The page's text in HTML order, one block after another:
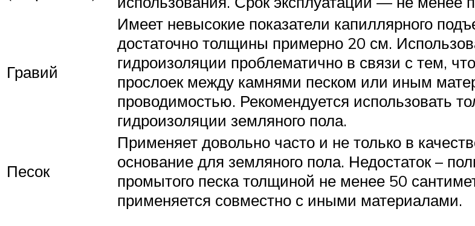
Гравий
Имеет невысокие показатели капиллярного
достаточно толщины примерно 20 см.
гидроизоляции проблематично в связи с тем,
прослоек между камнями песком или иным
проводимостью. Рекомендуется использовать
гидроизоляции земляного пола.
Песок
Применяет довольно часто и не только в
основание для земляного пола. Недостаток –
промытого песка толщиной не менее 50
применяется совместно с иными материалами.